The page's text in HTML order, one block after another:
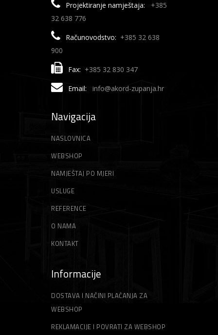
Projektiranje namještaja:
+385
32 638 776
Računovodstvo: +385 32 638
900
Fax: +385 32 830 347
Email: info@akord-zupanja.hr
Navigacija
NASLOVNICA
WEBSHOP
NAMJEŠTAJ PO MJERI
USLUGE
REFERENCE
O NAMA
KONTAKT
Informacije
DOSTAVA I NAČINI PLAĆANJA ZA
WEBSHOP
REKLAMACIJE I POVRATI ZA WEBSHOP